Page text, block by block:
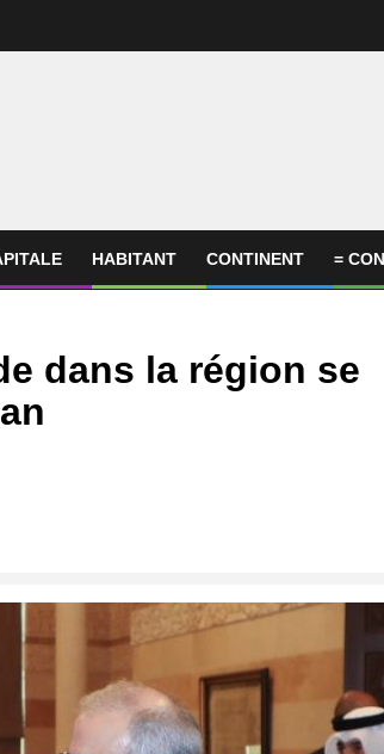
HABITANT CONTINENT =
dans la région se